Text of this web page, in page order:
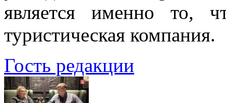
является именно то,
туристическая компания.
Гость редакции